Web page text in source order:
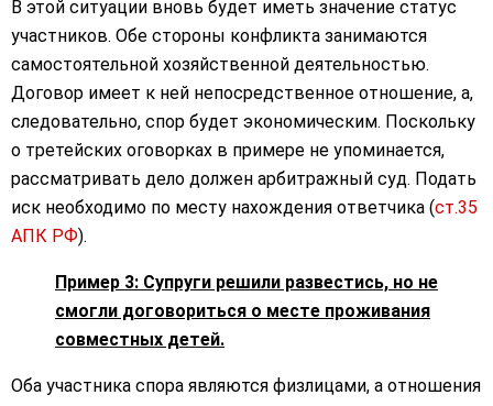
В этой ситуации вновь будет иметь значение статус
участников. Обе стороны конфликта занимаются
самостоятельной хозяйственной деятельностью.
Договор имеет к ней непосредственное отношение, а,
следовательно, спор будет экономическим. Поскольку
о третейских оговорках в примере не упоминается,
рассматривать дело должен арбитражный суд. Подать
иск необходимо по месту нахождения ответчика (ст.35
АПК РФ).
Пример 3: Супруги решили развестись, но не
смогли договориться о месте проживания
совместных детей.
Оба участника спора являются физлицами, а отношения